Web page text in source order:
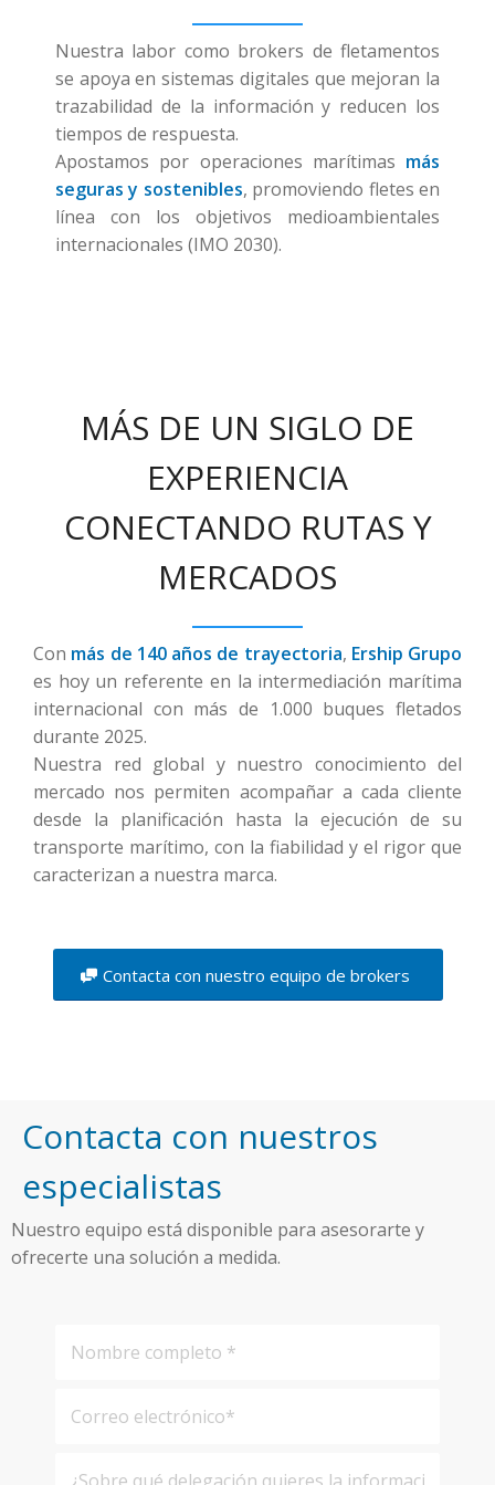
Nuestra labor como brokers de fletamentos
se apoya en sistemas digitales que mejoran la
trazabilidad de la información y reducen los
tiempos de respuesta.
Apostamos por operaciones marítimas más
seguras y sostenibles, promoviendo fletes en
línea con los objetivos medioambientales
internacionales (IMO 2030).
MÁS DE UN SIGLO DE
EXPERIENCIA
CONECTANDO RUTAS Y
MERCADOS
Con más de 140 años de trayectoria, Ership Grupo
es hoy un referente en la intermediación marítima
internacional con más de 1.000 buques fletados
durante 2025.
Nuestra red global y nuestro conocimiento del
mercado nos permiten acompañar a cada cliente
desde la planificación hasta la ejecución de su
transporte marítimo, con la fiabilidad y el rigor que
caracterizan a nuestra marca.
Contacta con nuestro equipo de brokers
Contacta con nuestros
especialistas
Nuestro equipo está disponible para asesorarte y
ofrecerte una solución a medida.